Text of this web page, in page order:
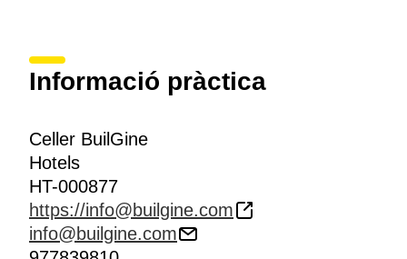
Informació pràctica
Celler BuilGine
Hotels
HT-000877
https://info@builgine.com
info@builgine.com